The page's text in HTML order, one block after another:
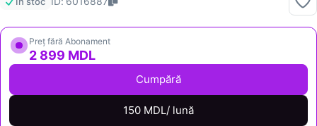
Preț fără Abonament
2 899 MDL
Cumpără
150 MDL/ lună